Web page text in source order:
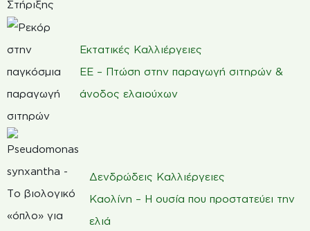
Εκτατικές Καλλιέργειες
ΕΕ – Πτώση στην παραγωγή σιτηρών &
άνοδος ελαιούχων
Δενδρώδεις Καλλιέργειες
Καολίνη – Η ουσία που προστατεύει την
ελιά